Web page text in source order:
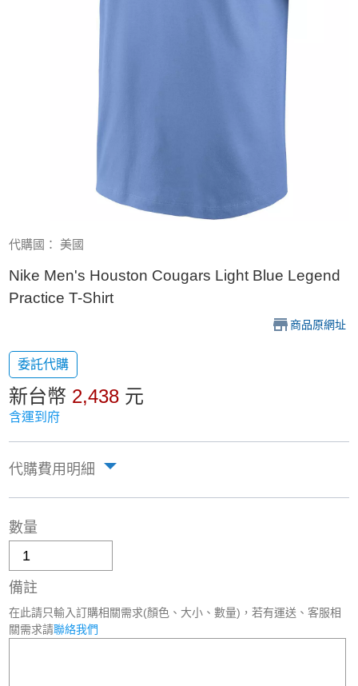
代購國： 美國
Nike Men's Houston Cougars Light Blue Legend
Practice T-Shirt
商品原網址
委託代購
新台幣 2,438 元
含運到府
代購費用明細
數量
備註
在此請只輸入訂購相關需求(顏色、大小、數量)，若有運送、客服相
關需求請聯絡我們